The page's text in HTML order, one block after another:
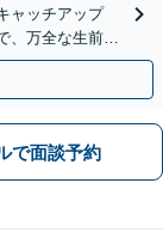
ャッチアップ
、万全な生前対
で面談予約